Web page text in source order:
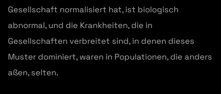
Gesellschaft normalisiert hat, ist biologisch
abnormal, und die Krankheiten, die in
Gesellschaften verbreitet sind, in denen dieses
Muster dominiert, waren in Populationen, die anders
aßen, selten.